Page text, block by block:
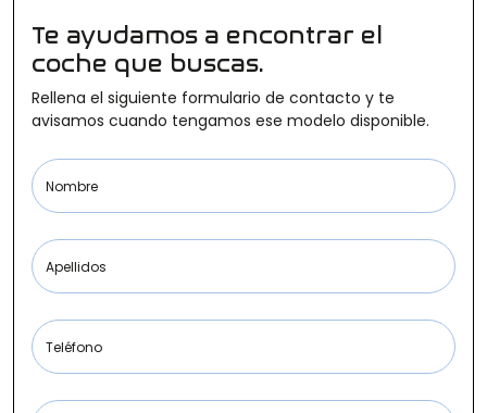
Cuota
Kilómetros
Combustible
(Elige una o varias opciones)
Te ayudamos a encontrar el
coche que buscas.
Rellena el siguiente formulario de contacto y te
avisamos cuando tengamos ese modelo disponible.
Nombre
Apellidos
Teléfono